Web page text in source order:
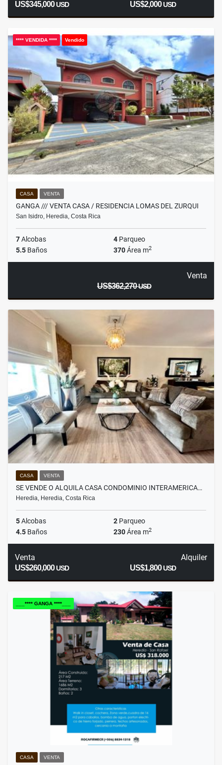
US$345,000USD US$2,000USD
**** VENDIDA **** Vendido
CASA VENTA
GANGA /// VENTA CASA / RESIDENCIA LOMAS DEL ZURQUI
San Isidro, Heredia, Costa Rica
7Alcobas 4 Parqueo
5.5 Baños 370Área m2
Venta
US$362,270USD
CASA VENTA
SE VENDE O ALQUILA CASA CONDOMINIO INTERAMERICA…
Heredia, Heredia, Costa Rica
5Alcobas 2 Parqueo
4.5 Baños 230Área m2
Venta
US$260,000USD
Alquiler
US$1,800USD
___**** GANGA ****___
CASA VENTA